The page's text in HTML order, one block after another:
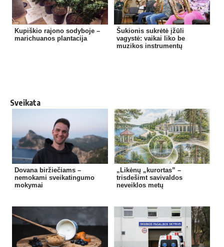
Kupiškio rajono sodyboje –
marichuanos plantacija
Šukionis sukrėtė įžūli
vagystė: vaikai liko be
muzikos instrumentų
Sveikata
Dovana biržiečiams –
nemokami sveikatingumo
mokymai
„Likėnų „kurortas” –
trisdešimt savivaldos
neveiklos metų